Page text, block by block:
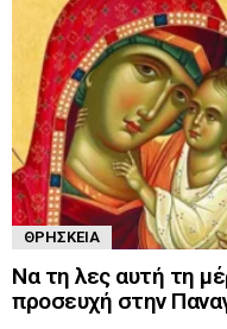
ΘΡΗΣΚΕΊΑ
Να τη λες αυτή τη
προσευχή στην